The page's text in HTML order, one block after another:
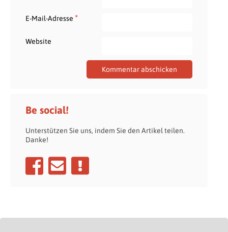
E-Mail-Adresse *
Website
Be social!
Unterstützen Sie uns, indem Sie den Artikel teilen.
Danke!